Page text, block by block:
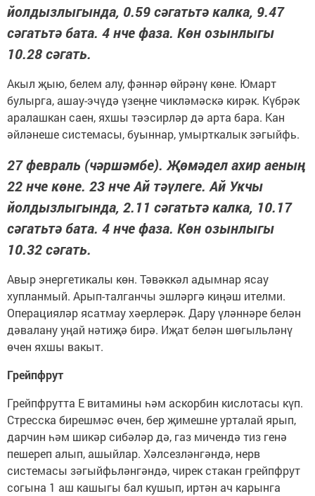
йолдызлыгында, 0.59 сәгатьтә калка, 9.47
сәгатьтә бата. 4 нче фаза. Көн озынлыгы
10.28 сәгать.
Акыл җыю, белем алу, фәннәр өйрәнү көне. Юмарт
булырга, ашау-эчүдә үзеңне чикләмәскә кирәк. Күбрәк
аралашкан саен, яхшы тәэсирләр дә арта бара. Кан
әйләнеше системасы, буыннар, умырткалык зәгыйфь.
27 февраль (чәршәмбе). Җөмәдел ахир аеның
22 нче көне. 23 нче Ай тәүлеге. Ай Укчы
йолдызлыгында, 2.11 сәгатьтә калка, 10.17
сәгатьтә бата. 4 нче фаза. Көн озынлыгы
10.32 сәгать.
Авыр энергетикалы көн. Тәвәккәл адымнар ясау
хупланмый. Арып-талганчы эшләргә киңәш ителми.
Операцияләр ясатмау хәерлерәк. Дару үләннәре белән
дәвалану уңай нәтиҗә бирә. Иҗат белән шөгыльләнү
өчен яхшы вакыт.
Грейпфрут
Грейпфрутта Е витамины һәм аскорбин кислотасы күп.
Стресска бирешмәс өчен, бер җимешне урталай ярып,
дарчин һәм шикәр сибәләр дә, газ мичендә тиз генә
пешереп алып, ашыйлар. Хәлсезләнгәндә, нерв
системасы зәгыйфьләнгәндә, чирек стакан грейпфрут
согына 1 аш кашыгы бал кушып, иртән ач карынга